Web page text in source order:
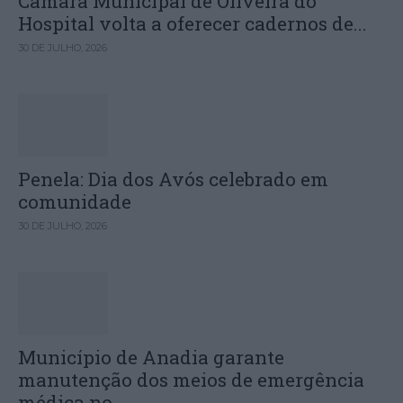
Hospital volta a oferecer cadernos de...
30 DE JULHO, 2026
Penela: Dia dos Avós celebrado em
comunidade
30 DE JULHO, 2026
Município de Anadia garante
manutenção dos meios de emergência